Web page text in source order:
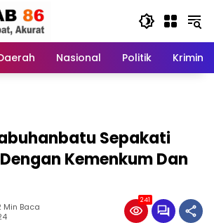
Nasional Politik Kriminal
Sepakati
Kemenkum Dan
Min Baca
241